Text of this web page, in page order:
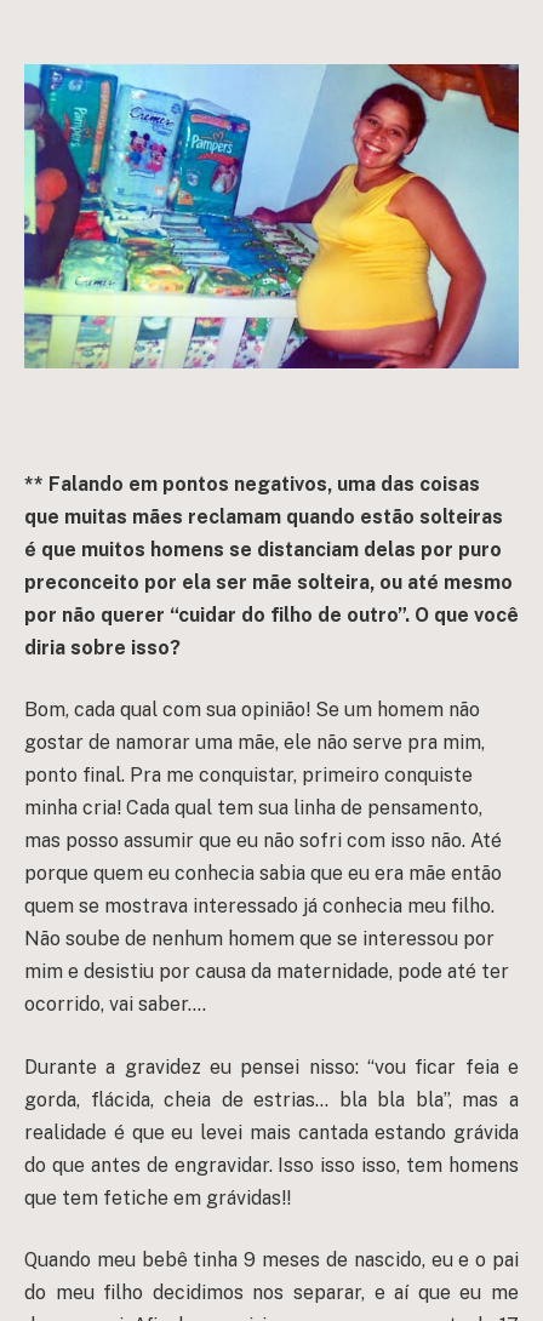
** Falando em pontos negativos, uma das coisas
que muitas mães reclamam quando estão solteiras
é que muitos homens se distanciam delas por puro
preconceito por ela ser mãe solteira, ou até mesmo
por não querer “cuidar do filho de outro”. O que você
diria sobre isso?
Bom, cada qual com sua opinião! Se um homem não
gostar de namorar uma mãe, ele não serve pra mim,
ponto final. Pra me conquistar, primeiro conquiste
minha cria! Cada qual tem sua linha de pensamento,
mas posso assumir que eu não sofri com isso não. Até
porque quem eu conhecia sabia que eu era mãe então
quem se mostrava interessado já conhecia meu filho.
Não soube de nenhum homem que se interessou por
mim e desistiu por causa da maternidade, pode até ter
ocorrido, vai saber….
Durante a gravidez eu pensei nisso: “vou ficar feia e
gorda, flácida, cheia de estrias… bla bla bla”, mas a
realidade é que eu levei mais cantada estando grávida
do que antes de engravidar. Isso isso isso, tem homens
que tem fetiche em grávidas!!
Quando meu bebê tinha 9 meses de nascido, eu e o pai
do meu filho decidimos nos separar, e aí que eu me